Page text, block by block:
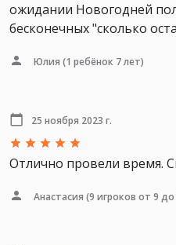
ожидании Новогодней
бесконечных "сколько
Юлия (1 ребёнок 7 лет)
25 ноября 2023 г.
Отлично провели время.
Анастасия (9 игроков от 9 до